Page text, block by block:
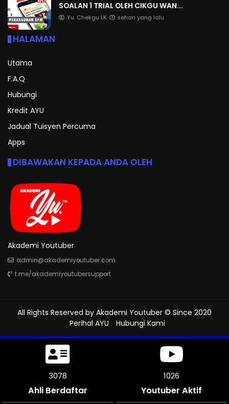
SOALAN 1 TRIAL OLEH CIKGU WAN...
Yu. Chekgu LK sehari yang lalu
HALAMAN
Utama
F.A.Q
Hubungi
Kredit AYU
Jadual Tuisyen Percuma
Apps
DIBAWAKAN KEPADA ANDA OLEH
Akademi Youtuber
admin@akademiyoutuber.com
t.me/akademiyoutubersupport
All Rights Reserved by Akademi Youtuber © Since 2020
Perihal AYU
Hubungi Kami
3456
Ahli Berdaftar
1152
Youtuber Aktif